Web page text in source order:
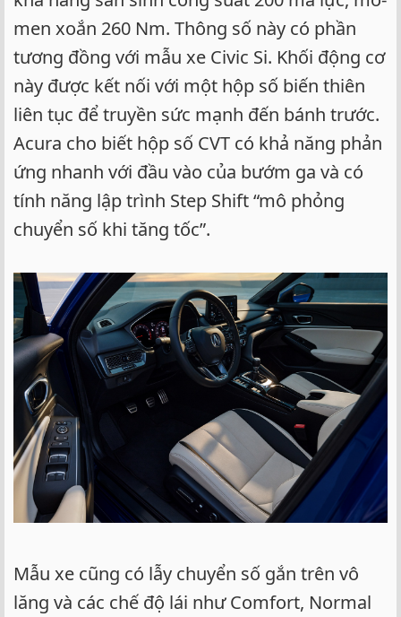
men xoắn 260 Nm. Thông số này có phần
tương đồng với mẫu xe Civic Si. Khối động cơ
này được kết nối với một hộp số biến thiên
liên tục để truyền sức mạnh đến bánh trước.
Acura cho biết hộp số CVT có khả năng phản
ứng nhanh với đầu vào của bướm ga và có
tính năng lập trình Step Shift “mô phỏng
chuyển số khi tăng tốc”.
Mẫu xe cũng có lẫy chuyển số gắn trên vô
lăng và các chế độ lái như Comfort, Normal